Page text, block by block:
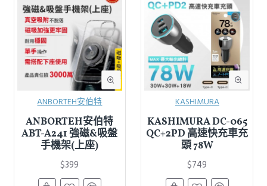
ANBORTEH安伯特
ANBORTEH安伯特
ABT-A241 強磁&吸盤
手機架(上座)
$399
KASHIMURA
KASHIMURA DC-065
QC+2PD 高速快充車充
頭 78W
$749